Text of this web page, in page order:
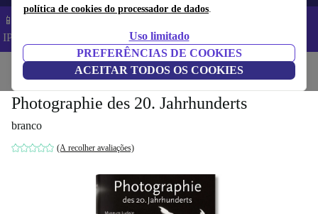
política de cookies do processador de dados.
Uso limitado
PREFERÊNCIAS DE COOKIES
ACEITAR TODOS OS COOKIES
📱 Poupa 5% EXTRA em todos os iPhones – Código:
IPHONEDEAL –
Início Casa Móveis
Photographie des 20. Jahrhunderts
branco
(A recolher avaliações)